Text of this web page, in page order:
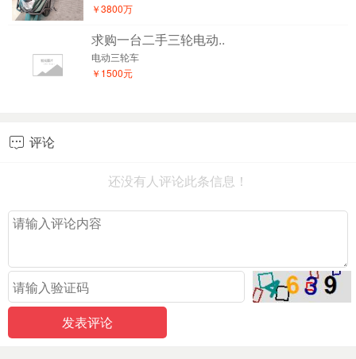
￥3800万
求购一台二手三轮电动..
电动三轮车
￥1500元
 评论
还没有人评论此条信息！